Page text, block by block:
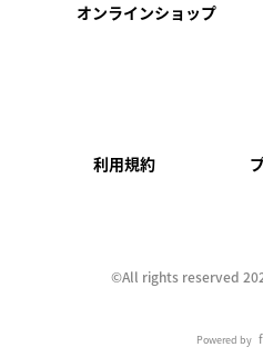
オンラインショップ
利用規約
©︎All rights reserved
Powered by